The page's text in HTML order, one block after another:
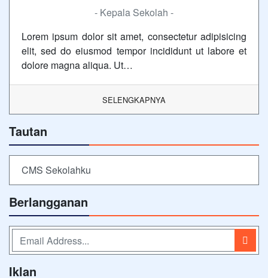
- Kepala Sekolah -
Lorem ipsum dolor sit amet, consectetur adipisicing
elit, sed do eiusmod tempor incididunt ut labore et
dolore magna aliqua. Ut…
SELENGKAPNYA
Tautan
CMS Sekolahku
Berlangganan
Iklan